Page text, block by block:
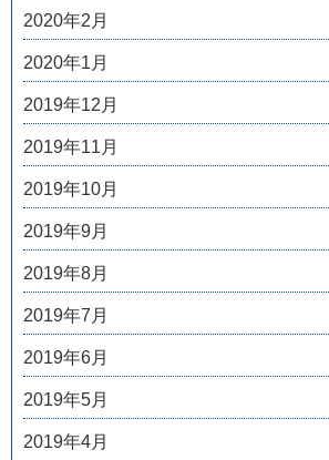
2020年2月
2020年1月
2019年12月
2019年11月
2019年10月
2019年9月
2019年8月
2019年7月
2019年6月
2019年5月
2019年4月